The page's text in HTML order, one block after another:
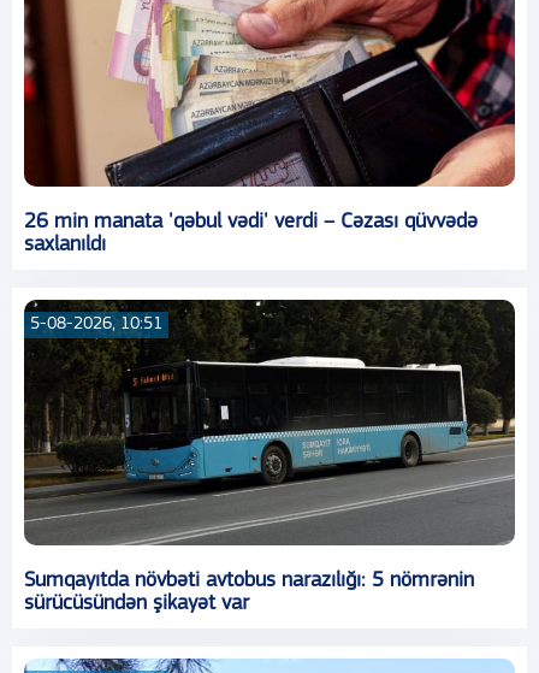
26 min manata 'qəbul vədi' verdi – Cəzası qüvvədə
saxlanıldı
5-08-2026, 10:51
Sumqayıtda növbəti avtobus narazılığı: 5 nömrənin
sürücüsündən şikayət var